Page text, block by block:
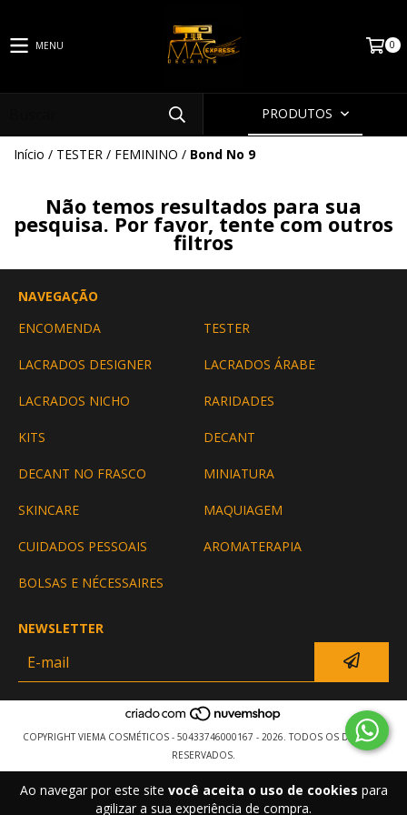
Ao navegar por este site você aceita o uso de cookies para
agilizar a sua experiência de compra.
MENU 0
PRODUTOS
Início / TESTER / FEMININO / Bond No 9
Não temos resultados para sua
pesquisa. Por favor, tente com outros
filtros
NAVEGAÇÃO
ENCOMENDA
TESTER
LACRADOS DESIGNER LACRADOS ÁRABE
LACRADOS NICHO RARIDADES
KITS DECANT
DECANT NO FRASCO MINIATURA
SKINCARE MAQUIAGEM
CUIDADOS PESSOAIS AROMATERAPIA
BOLSAS E NÉCESSAIRES
NEWSLETTER
COPYRIGHT VIEMA COSMÉTICOS - 50433746000167 - 2026. TODOS OS DIREITOS
RESERVADOS.